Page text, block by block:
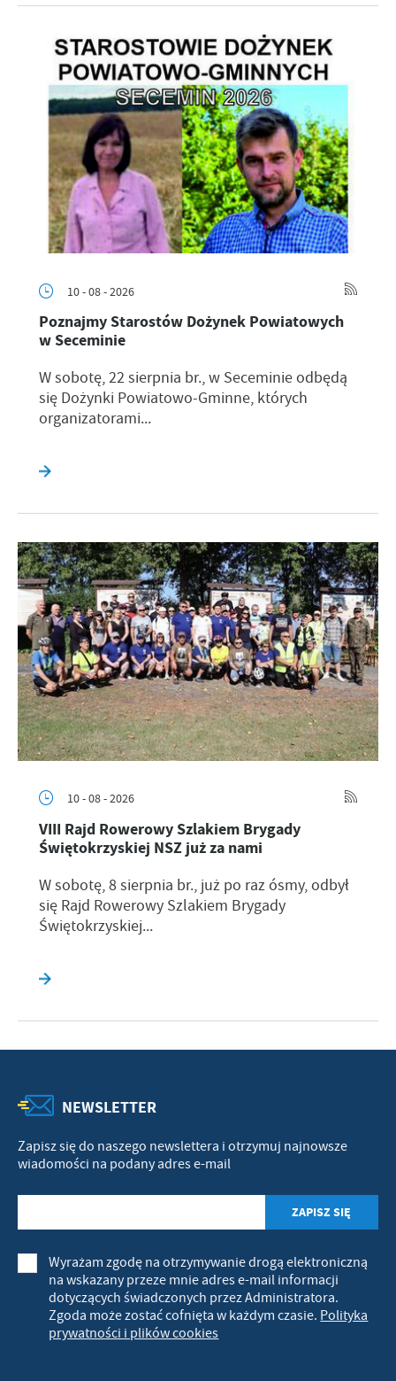
10 - 08 - 2026
Poznajmy Starostów Dożynek Powiatowych
w Seceminie
W sobotę, 22 sierpnia br., w Seceminie odbędą
się Dożynki Powiatowo-Gminne, których
organizatorami...
10 - 08 - 2026
VIII Rajd Rowerowy Szlakiem Brygady
Świętokrzyskiej NSZ już za nami
W sobotę, 8 sierpnia br., już po raz ósmy, odbył
się Rajd Rowerowy Szlakiem Brygady
Świętokrzyskiej...
NEWSLETTER
Zapisz się do naszego newslettera i otrzymuj najnowsze
wiadomości na podany adres e-mail
Wyrażam zgodę na otrzymywanie drogą elektroniczną
na wskazany przeze mnie adres e-mail informacji
dotyczących świadczonych przez Administratora.
Zgoda może zostać cofnięta w każdym czasie. Polityka
prywatności i plików cookies